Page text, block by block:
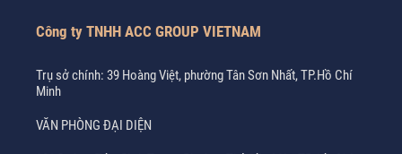
Công ty TNHH ACC GROUP VIETNAM
Trụ sở chính: 39 Hoàng Việt, phường Tân Sơn Nhất, TP.Hồ Chí
Minh
VĂN PHÒNG ĐẠI DIỆN